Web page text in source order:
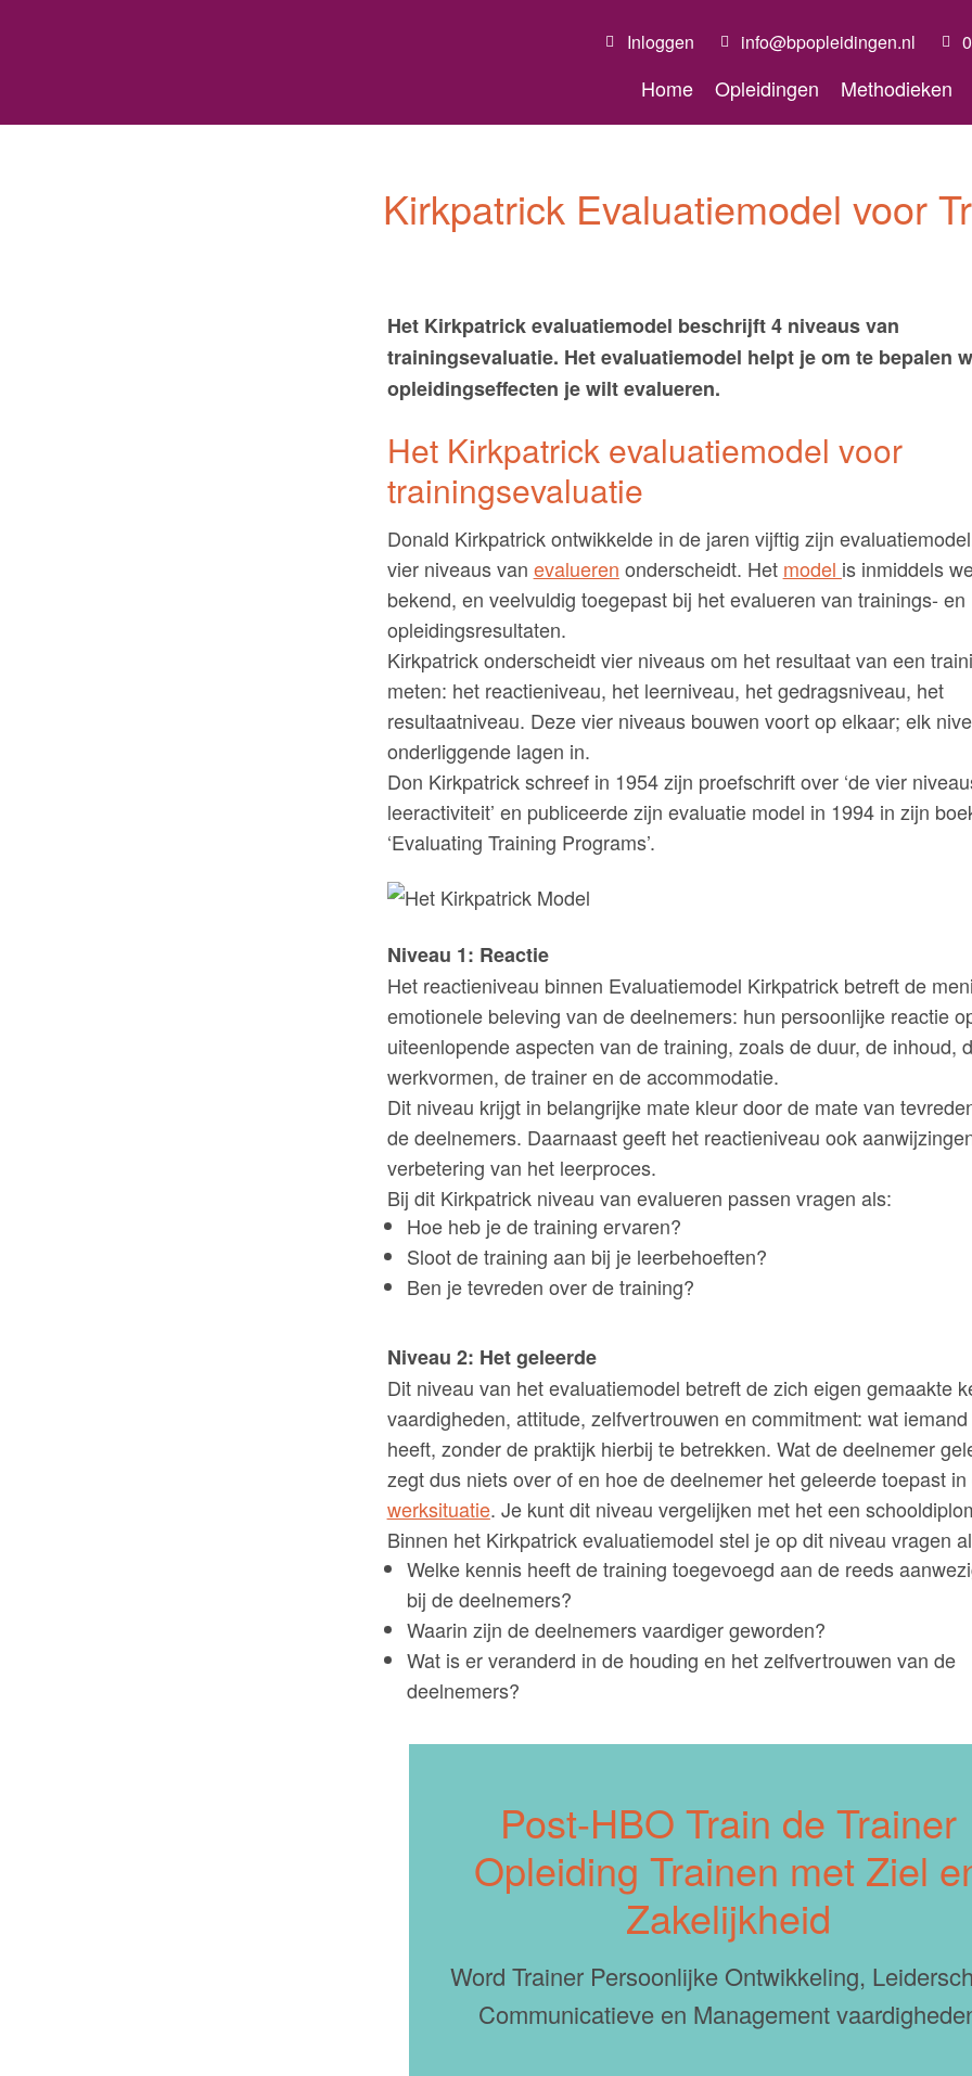
Inloggen info@bpopleidingen.nl
Home Opleidingen Methodieken
Kirkpatrick Evaluatiemodel voor
Het Kirkpatrick evaluatiemodel beschrijft 4 niveaus van
trainingsevaluatie. Het evaluatiemodel helpt je om te bepalen
opleidingseffecten je wilt evalueren.
Het Kirkpatrick evaluatiemodel voor
trainingsevaluatie
Donald Kirkpatrick ontwikkelde in de jaren vijftig zijn
vier niveaus van evalueren onderscheidt. Het model is inmiddels
bekend, en veelvuldig toegepast bij het evalueren van trainings- en
opleidingsresultaten.
Kirkpatrick onderscheidt vier niveaus om het resultaat van een
meten: het reactieniveau, het leerniveau, het gedragsniveau, het
resultaatniveau. Deze vier niveaus bouwen voort op elkaar; elk
onderliggende lagen in.
Don Kirkpatrick schreef in 1954 zijn proefschrift over ‘de vier
leeractiviteit’ en publiceerde zijn evaluatie model in 1994 in zijn
‘Evaluating Training Programs’.
Niveau 1: Reactie
Het reactieniveau binnen Evaluatiemodel Kirkpatrick betreft de
emotionele beleving van de deelnemers: hun persoonlijke reactie
uiteenlopende aspecten van de training, zoals de duur, de inhoud,
werkvormen, de trainer en de accommodatie.
Dit niveau krijgt in belangrijke mate kleur door de mate van
de deelnemers. Daarnaast geeft het reactieniveau ook
verbetering van het leerproces.
Bij dit Kirkpatrick niveau van evalueren passen vragen als:
Hoe heb je de training ervaren?
Sloot de training aan bij je leerbehoeften?
Ben je tevreden over de training?
Niveau 2: Het geleerde
Dit niveau van het evaluatiemodel betreft de zich eigen gemaakte
vaardigheden, attitude, zelfvertrouwen en commitment: wat
heeft, zonder de praktijk hierbij te betrekken. Wat de deelnemer
zegt dus niets over of en hoe de deelnemer het geleerde toepast in
werksituatie. Je kunt dit niveau vergelijken met het een
Binnen het Kirkpatrick evaluatiemodel stel je op dit niveau vragen
Welke kennis heeft de training toegevoegd aan de reeds
bij de deelnemers?
Waarin zijn de deelnemers vaardiger geworden?
Wat is er veranderd in de houding en het zelfvertrouwen van de
deelnemers?
Post-HBO Train de Trainer
Opleiding Trainen met Ziel
Zakelijkheid
Word Trainer Persoonlijke Ontwikkeling,
Communicatieve en Management